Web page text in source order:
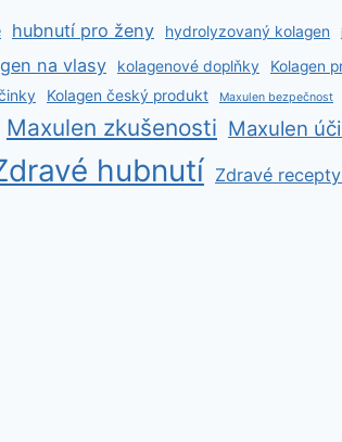
hubnutí pro ženy hydrolyzovaný kolagen
na vlasy kolagenové doplňky
Kolagen
Kolagen český produkt Maxulen bezpečnost
Maxulen zkušenosti Maxulen
hubnutí Zdravé